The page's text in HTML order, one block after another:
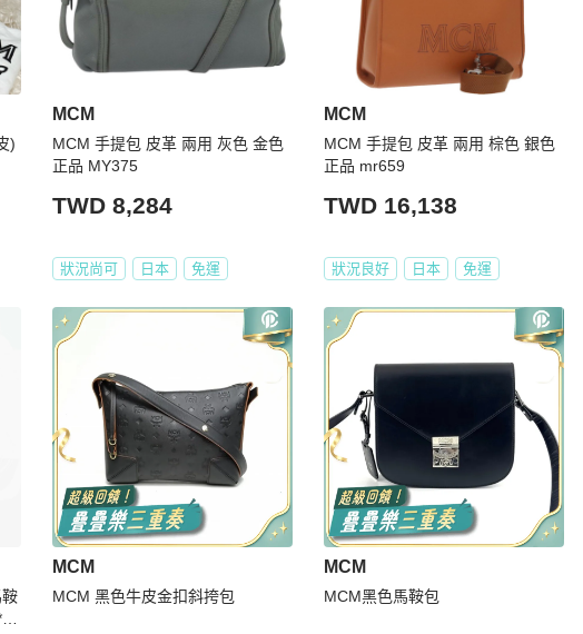
一般包裹需要多 2～3天的鑑定（鑑證）與檢
看，並綜合商品圖片和文字去綜合考量與判
示等級，如下單即表示可接受商品狀況。
保商品能達到您的滿意，如有疑問請APP聊
聊聊和客服聯繫。
內誤差不作為退換貨依據。
會幫您代為詢問日本賣家。
為您取消訂單，還請見諒。
素想要退貨，需自行負擔國際運費和相關產
)
MCM
MCM 手提包 皮革 兩用 灰色 金色
正品 MY375
TWD 8,284
狀況尚可 日本 免運
MCM
MCM 手提包 皮革 兩用 棕色 銀色
正品 mr659
TWD 16,138
狀況良好 日本 免運
MCM
MCM 黑色牛皮金扣斜挎包
MCM
MCM黑色馬鞍包